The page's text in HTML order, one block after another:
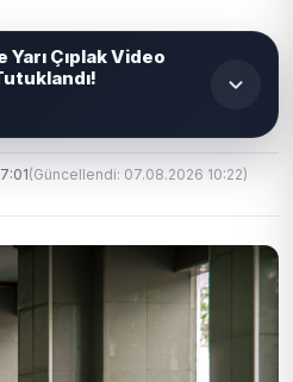
Çıplak Video
(Güncellendi: 07.08.2026 10:22)